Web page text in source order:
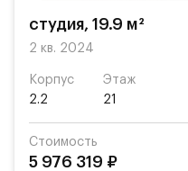
студия, 19.9 м²
2 кв. 2024
Корпус
2.2
Этаж
21
Стоимость
5 976 319 ₽